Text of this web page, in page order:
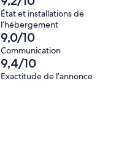
État et installations de
l’hébergement
9,0/10
Communication
9,4/10
Exactitude de l’annonce